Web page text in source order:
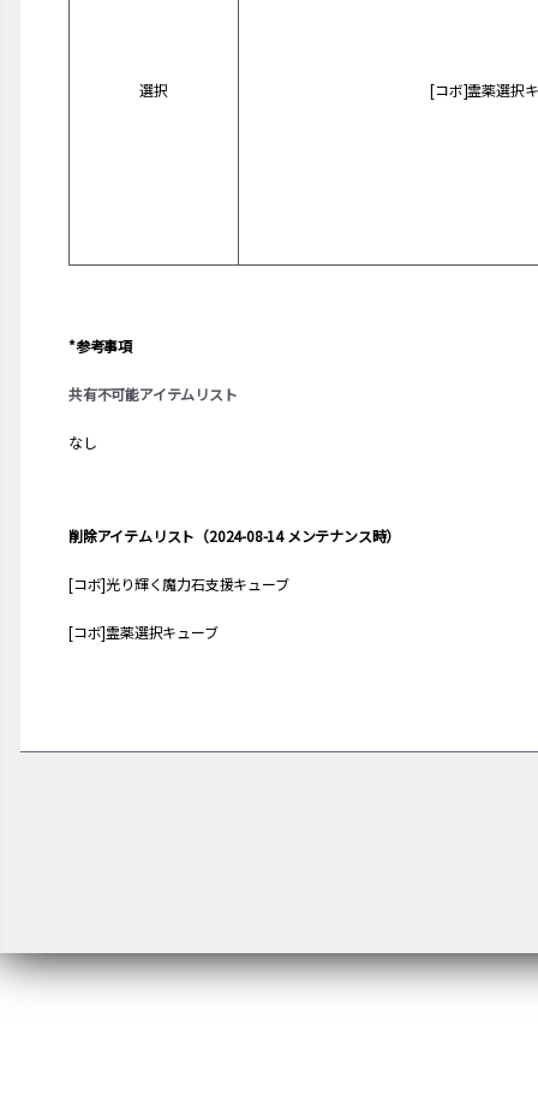
選択 [コボ]霊薬選択
*参考事項
共有不可能アイテムリスト
なし
削除アイテムリスト（2024-08-14 メンテナンス時）
[コボ]光り輝く魔力石支援キューブ
[コボ]霊薬選択キューブ